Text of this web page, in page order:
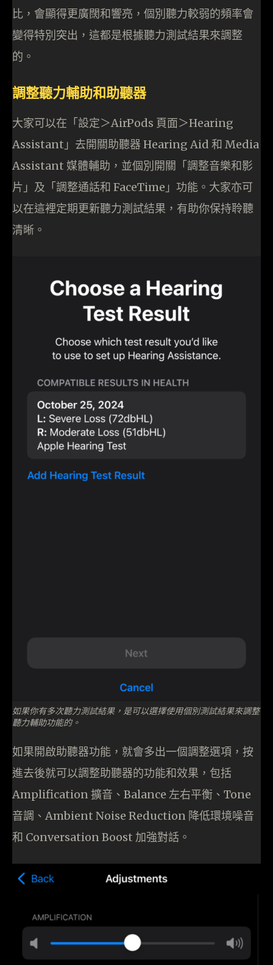
比，會顯得更廣闊和響亮，個別聽力較弱的頻率會
變得特別突出，這都是根據聽力測試結果來調整
的。
調整聽力輔助和助聽器
大家可以在「設定＞AirPods 頁面＞Hearing
Assistant」去開關助聽器 Hearing Aid 和 Media
Assistant 媒體輔助，並個別開關「調整音樂和影
片」及「調整通話和 FaceTime」功能。大家亦可
以在這裡定期更新聽力測試結果，有助你保持聆聽
清晰。
如果你有多次聽力測試結果，是可以選擇使用個別測試結果來調整
聽力輔助功能的。
如果開啟助聽器功能，就會多出一個調整選項，按
進去後就可以調整助聽器的功能和效果，包括
Amplification 擴音、Balance 左右平衡、Tone
音調、Ambient Noise Reduction 降低環境噪音
和 Conversation Boost 加強對話。